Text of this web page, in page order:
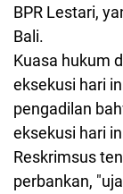
BPR Lestari,
Bali.
Kuasa hukum
eksekusi hari
pengadilan
eksekusi hari
Reskrimsus
perbankan,